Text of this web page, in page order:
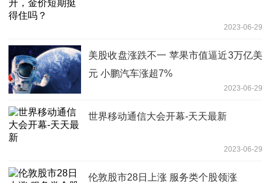
2023-06-29
美股收盘涨跌不一 苹果市值逼近3万亿美
元 小鹏汽车涨超7%
2023-06-29
世界移动通信大会开幕-天天最新
2023-06-29
伦敦股市28日上涨 服务类个股领涨